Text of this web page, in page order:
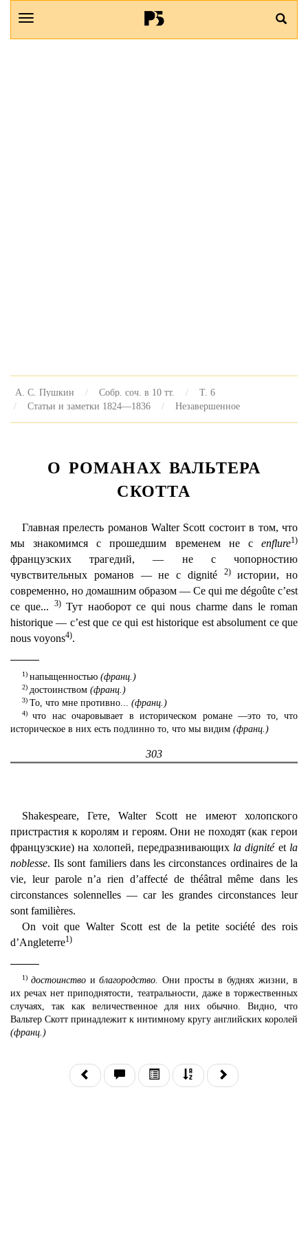
А. С. Пушкин Собр. соч. в 10 тт.
Т. 6
Статьи и заметки 1824—1836
Незавершенное
О РОМАНАХ ВАЛЬТЕРА
СКОТТА
Главная прелесть романов Walter Scott состоит в том, что
мы знакомимся с прошедшим временем не с enflure1)
французских трагедий, — не с чопорностию
чувствительных романов — не с dignité
2)истории, но
современно, но домашним образом — Ce qui me dégoûte c’est
ce que...
3)Тут наоборот ce qui nous charme dans le roman
historique — c’est que ce qui est historique est absolument ce que
nous voyons4).
1) напыщенностью (франц.)
2) достоинством (франц.)
3) То, что мне противно... (франц.)
4)что нас очаровывает в историческом романе —это то, что
историческое в них есть подлинно то, что мы видим (франц.)
303
Shakespeare, Гете, Walter Scott не имеют холопского
пристрастия к королям и героям. Они не походят (как герои
французские) на холопей, передразнивающих la dignitéet la
noblesse. Ils sont familiers dans les circonstances ordinaires de la
vie, leur parole n’a rien d’affecté de théâtral même dans les
circonstances solennelles — car les grandes circonstances leur
sont familières.
On voit que Walter Scott est de la petite société des rois
d’Angleterre1)
1) достоинствоиблагородство. Они просты в буднях жизни, в
их речах нет приподнятости, театральности, даже в торжественных
случаях, так как величественное для них обычно. Видно, что
Вальтер Скотт принадлежит к интимному кругу английских королей
(франц.)